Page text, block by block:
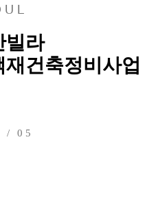
L
빌라
재건축정비사업
/ 05